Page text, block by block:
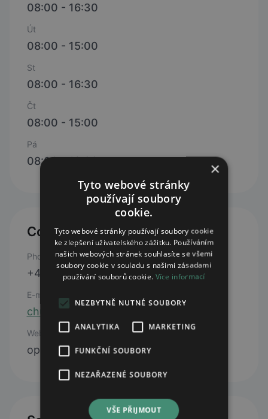
08:00 - 16:30
Út
08:00 - 15:00
St
08:00 - 16:30
Čt
08:00 - 15:00
Pá
08:00 - 12:00
Contacts
Phone
+420 725 435 876
E-mail
chuchelna@lekarnaave.cz
Web
open webpage
×
Tyto webové stránky
používají soubory
cookie.
Tyto webové stránky používají soubory cookie
ke zlepšení uživatelského zážitku. Používáním
našich webových stránek souhlasíte se všemi
soubory cookie v souladu s našimi zásadami
používání souborů cookie. Více informací
NEZBYTNĚ NUTNÉ SOUBORY
ANALYTIKA MARKETING
FUNKČNÍ SOUBORY
NEZAŘAZENÉ SOUBORY
VŠE PŘIJMOUT